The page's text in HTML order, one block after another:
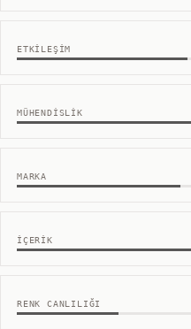
ETKILEŞIM
MÜHENDISLIK
MARKA
İÇERIK
RENK CANLILIĞI